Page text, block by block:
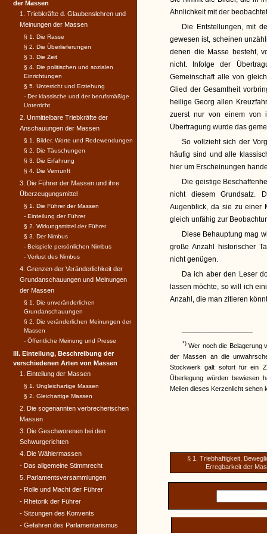
Ähnlichkeit mit der
Die Entstellungen, mit
gewesen ist, scheinen
denen die Masse besteht,
nicht. Infolge der
Gemeinschaft alle von
Glied der Gesamtheit
heilige Georg allen
zuerst nur von einem von
Übertragung wurde das
So vollzieht sich der
häufig sind und alle
hier um Erscheinungen
Die geistige
nicht diesem Grundsatz.
Augenblick, da sie zu einer
gleich unfähig zur
Diese Behauptung mag
große Anzahl historischer
nicht genügen.
Da ich aber den Leser
lassen möchte, so will ich
Anzahl, die man zitieren
*) Wer noch die Belagerung
der Massen an die
Stockwerk galt sofort für ein
Überlegung würden bewiesen
Meilen dieses Kerzenlicht sehen
§ 1. Triebhaftigkeit,
Erregbarkeit der
der Massen
1. Triebkräfte d. Glaubenslehren und
Meinungen der Massen
§ 1. Die Rasse
§ 2. Die Überlieferungen
§ 3. Die Zeit
§ 4. Die politischen und sozialen
Einrichtungen
§ 5. Unterricht und Erziehung
- Der klassische und der berufsmäßige
Unterricht
2. Unmittelbare Triebkräfte der
Anschauungen der Massen
§ 1. Bilder, Worte und Redewendungen
§ 2. Die Täuschungen
§ 3. Die Erfahrung
§ 4. Die Vernunft
3. Die Führer der Massen und ihre
Überzeugungsmittel
§ 1. Die Führer der Massen
- Einteilung der Führer
§ 2. Wirkungsmittel der Führer
§ 3. Der Nimbus
- Beispiele persönlichen Nimbus
- Verlust des Nimbus
4. Grenzen der Veränderlichkeit der
Grundanschauungen und Meinungen
der Massen
§ 1. Die unveränderlichen
Grundanschauungen
§ 2. Die veränderlichen Meinungen der
Massen
- Öffentliche Meinung und Presse
III. Einteilung, Beschreibung der
verschiedenen Arten von Massen
1. Einteilung der Massen
§ 1. Ungleichartige Massen
§ 2. Gleichartige Massen
2. Die sogenannten verbrecherischen
Massen
3. Die Geschworenen bei den
Schwurgerichten
4. Die Wählermassen
- Das allgemeine Stimmrecht
5. Parlamentsversammlungen
- Rolle und Macht der Führer
- Rhetorik der Führer
- Sitzungen des Konvents
- Gefahren des Parlamentarismus